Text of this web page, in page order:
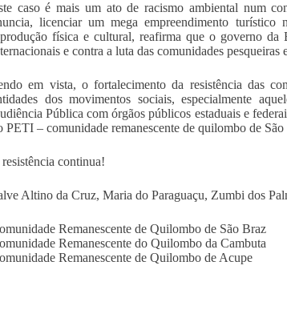
caso é mais um ato de racismo ambiental num
licenciar um mega empreendimento turístico
física e cultural, reafirma que o governo da
e contra a luta das comunidades
em vista, o fortalecimento da resistência das
dos movimentos sociais, especialmente
Pública com órgãos públicos estaduais e
PETI – comunidade remanescente de quilombo de
continua!
Altino da Cruz, Maria do Paraguaçu, Zumbi dos
Remanescente de Quilombo de São Braz
Remanescente do Quilombo da Cambuta
Remanescente de Quilombo de Acupe